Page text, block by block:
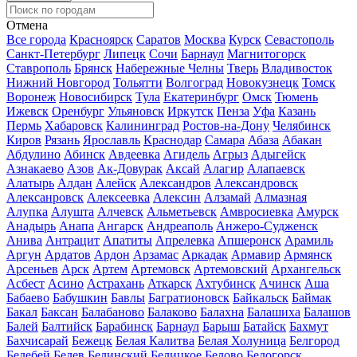
Отмена
Все города Красноярск Саратов Москва Курск Севастополь
Санкт-Петербург Липецк Сочи Барнаул Магнитогорск
Ставрополь Брянск Набережные Челны Тверь Владивосток
Нижний Новгород Тольятти Волгоград Новокузнецк Томск
Воронеж Новосибирск Тула Екатеринбург Омск Тюмень
Ижевск Оренбург Ульяновск Иркутск Пенза Уфа Казань
Пермь Хабаровск Калининград Ростов-на-Дону Челябинск
Киров Рязань Ярославль Краснодар Самара Абаза Абакан
Абдулино Абинск Авдеевка Агидель Агрыз Адыгейск
Азнакаево Азов Ак-Довурак Аксай Алагир Алапаевск
Алатырь Алдан Алейск Александров Александровск
Алексанровск Алексеевка Алексин Алзамай Алмазная
Алупка Алушта Алчевск Альметьевск Амвросиевка Амурск
Анадырь Анапа Ангарск Андреаполь Анжеро-Судженск
Анива Антрацит Апатиты Апрелевка Апшеронск Арамиль
Аргун Ардатов Ардон Арзамас Аркадак Армавир Армянск
Арсеньев Арск Артем Артемовск Артемовский Архангельск
Асбест Асино Астрахань Аткарск Ахтубинск Ачинск Аша
Бабаево Бабушкин Бавлы Багратионовск Байкальск Баймак
Бакал Баксан Балабаново Балаково Балахна Балашиха Балашов
Балей Балтийск Барабинск Барнаул Барыш Батайск Бахмут
Бахчисарай Бежецк Белая Калитва Белая Холуница Белгород